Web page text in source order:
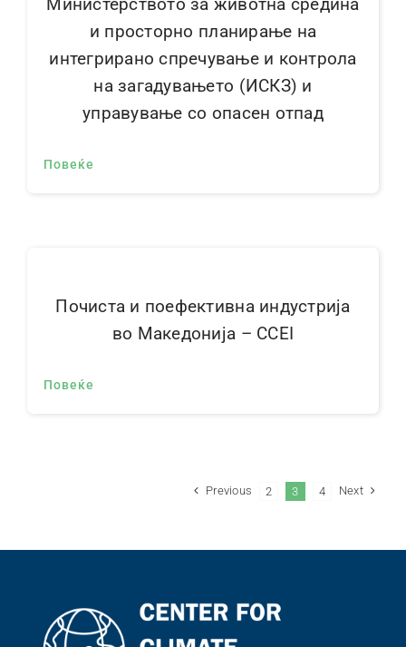
Министерството за животна средина
и просторно планирање на
интегрирано спречување и контрола
на загадувањето (ИСКЗ) и
управување со опасен отпад
Повеќе
Почиста и поефективна индустрија
во Македонија – CCEI
Повеќе
Previous 2 3 4 Next